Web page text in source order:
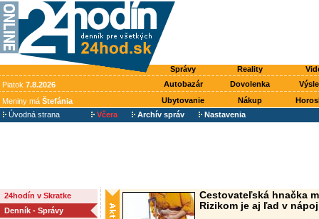
Správy Reality
Piatok 7.8.2026 Autobazár Dovolenka
Meniny má Štefánia Ubytovanie Nákup
Úvodná strana
Včera Archív správ Nastavenia
24hodín v Skratke
Denník - Správy
Cestovateľská hnačka
Rizikom je aj ľad v